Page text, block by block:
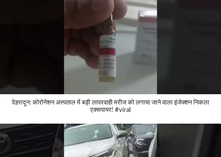
देहरादून: कोरोनेशन अस्पताल में बड़ी लापरवाही मरीज को लगाया जाने वाला इंजेक्शन निकला
एक्सपायर! #viral